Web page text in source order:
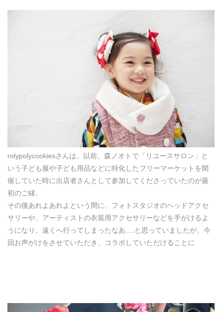
rolypolycookiesさんは、以前、森ノオトで「リユースサロン」と
いう子ども服や子ども用品などに特化したフリーマーケットを開
催していた時に出店者さんとして参加してくださっていたのが最
初のご縁。
その後あれよあれよという間に、フォトスタジオのヘッドアクセ
サリーや、アーティストの衣装用アクセサリーなどを手がけるよ
うになり、遠くへ行ってしまったなあ….と思っていましたが、今
回お声がけをさせていただき、コラボしていただけることに